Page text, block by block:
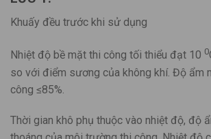
Khuấy đều trước khi sử dụng
Nhiệt độ bề mặt thi công tối thiểu đạt 10 0
so với điểm sương của không khí. Độ ẩm
công ≤85%.
Thời gian khô phụ thuộc vào nhiệt độ, độ